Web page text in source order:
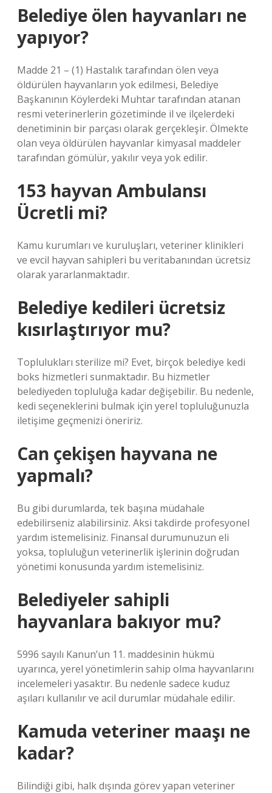
Belediye ölen hayvanları ne
yapıyor?
Madde 21 – (1) Hastalık tarafından ölen veya
öldürülen hayvanların yok edilmesi, Belediye
Başkanının Köylerdeki Muhtar tarafından atanan
resmi veterinerlerin gözetiminde il ve ilçelerdeki
denetiminin bir parçası olarak gerçekleşir. Ölmekte
olan veya öldürülen hayvanlar kimyasal maddeler
tarafından gömülür, yakılır veya yok edilir.
153 hayvan Ambulansı
Ücretli mi?
Kamu kurumları ve kuruluşları, veteriner klinikleri
ve evcil hayvan sahipleri bu veritabanından ücretsiz
olarak yararlanmaktadır.
Belediye kedileri ücretsiz
kısırlaştırıyor mu?
Toplulukları sterilize mi? Evet, birçok belediye kedi
boks hizmetleri sunmaktadır. Bu hizmetler
belediyeden topluluğa kadar değişebilir. Bu nedenle,
kedi seçeneklerini bulmak için yerel topluluğunuzla
iletişime geçmenizi öneririz.
Can çekişen hayvana ne
yapmalı?
Bu gibi durumlarda, tek başına müdahale
edebilirseniz alabilirsiniz. Aksi takdirde profesyonel
yardım istemelisiniz. Finansal durumunuzun eli
yoksa, topluluğun veterinerlik işlerinin doğrudan
yönetimi konusunda yardım istemelisiniz.
Belediyeler sahipli
hayvanlara bakıyor mu?
5996 sayılı Kanun’un 11. maddesinin hükmü
uyarınca, yerel yönetimlerin sahip olma hayvanlarını
incelemeleri yasaktır. Bu nedenle sadece kuduz
aşıları kullanılır ve acil durumlar müdahale edilir.
Kamuda veteriner maaşı ne
kadar?
Bilindiği gibi, halk dışında görev yapan veteriner